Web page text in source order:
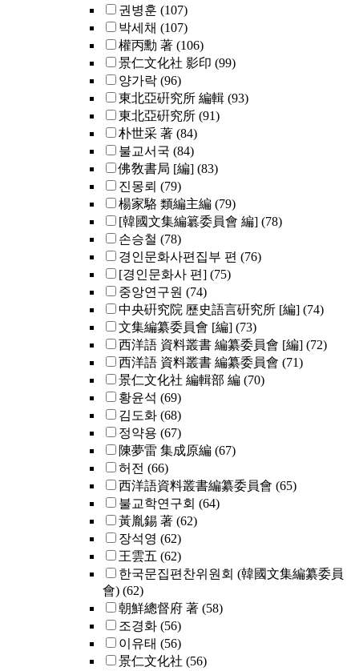
권병훈 (107)
박세채 (107)
權丙勳 著 (106)
景仁文化社 影印 (99)
양가락 (96)
東北亞硏究所 編輯 (93)
東北亞硏究所 (91)
朴世采 著 (84)
불교서국 (84)
佛敎書局 [編] (83)
진몽뢰 (79)
楊家駱 類編主編 (79)
[韓國文集編簒委員會 編] (78)
손승철 (78)
경인문화사편집부 편 (76)
[경인문화사 편] (75)
중앙연구원 (74)
中央硏究院 歷史語言硏究所 [編] (74)
文集編纂委員會 [編] (73)
西洋語 資料叢書 編纂委員會 [編] (72)
西洋語 資料叢書 編纂委員會 (71)
景仁文化社 編輯部 編 (70)
황윤석 (69)
김도화 (68)
정약용 (67)
陳夢雷 集成原編 (67)
허전 (66)
西洋語資料叢書編纂委員會 (65)
불교학연구회 (64)
黃胤錫 著 (62)
장석영 (62)
王雲五 (62)
한국문집편찬위원회 (韓國文集編纂委員
會) (62)
朝鮮總督府 著 (58)
조경화 (56)
이유태 (56)
景仁文化社 (56)